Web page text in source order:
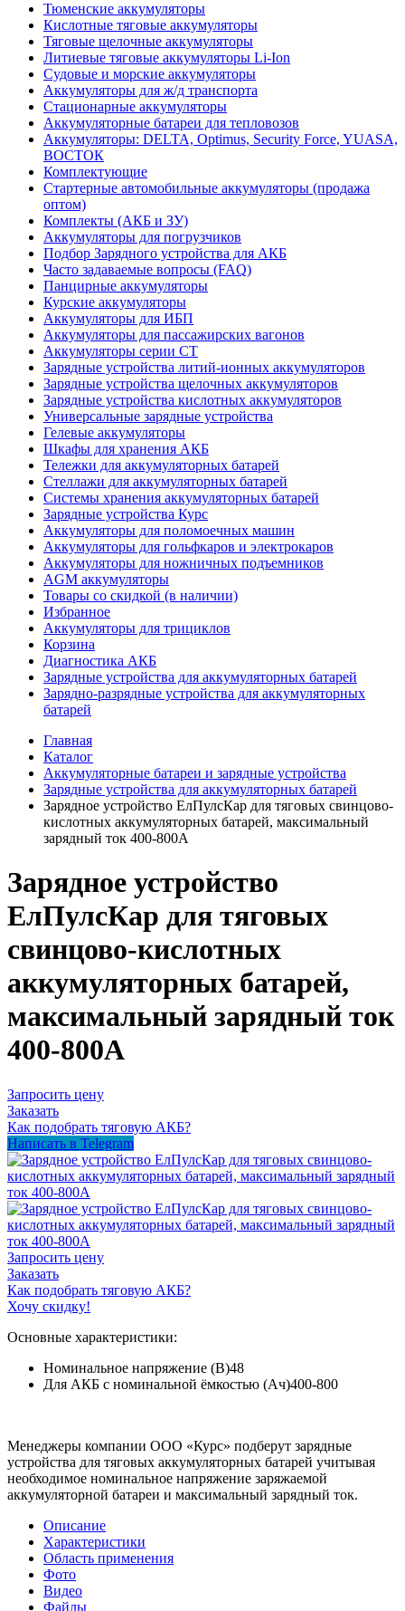
Тюменские аккумуляторы
Кислотные тяговые аккумуляторы
Тяговые щелочные аккумуляторы
Литиевые тяговые аккумуляторы Li-Ion
Судовые и морские аккумуляторы
Аккумуляторы для ж/д транспорта
Стационарные аккумуляторы
Аккумуляторные батареи для тепловозов
Аккумуляторы: DELTA, Optimus, Security Force, YUASA,
ВОСТОК
Комплектующие
Стартерные автомобильные аккумуляторы (продажа
оптом)
Комплекты (АКБ и ЗУ)
Аккумуляторы для погрузчиков
Подбор Зарядного устройства для АКБ
Часто задаваемые вопросы (FAQ)
Панцирные аккумуляторы
Курские аккумуляторы
Аккумуляторы для ИБП
Аккумуляторы для пассажирских вагонов
Аккумуляторы серии СТ
Зарядные устройства литий-ионных аккумуляторов
Зарядные устройства щелочных аккумуляторов
Зарядные устройства кислотных аккумуляторов
Универсальные зарядные устройства
Гелевые аккумуляторы
Шкафы для хранения АКБ
Тележки для аккумуляторных батарей
Стеллажи для аккумуляторных батарей
Системы хранения аккумуляторных батарей
Зарядные устройства Курс
Аккумуляторы для поломоечных машин
Аккумуляторы для гольфкаров и электрокаров
Аккумуляторы для ножничных подъемников
AGM аккумуляторы
Товары со скидкой (в наличии)
Избранное
Аккумуляторы для трициклов
Корзина
Диагностика АКБ
Зарядные устройства для аккумуляторных батарей
Зарядно-разрядные устройства для аккумуляторных
батарей
Главная
Каталог
Аккумуляторные батареи и зарядные устройства
Зарядные устройства для аккумуляторных батарей
Зарядное устройство ЕлПулсКар для тяговых свинцово-
кислотных аккумуляторных батарей, максимальный
зарядный ток 400-800А
Зарядное устройство
ЕлПулсКар для тяговых
свинцово-кислотных
аккумуляторных батарей,
максимальный зарядный ток
400-800А
Запросить цену
Заказать
Как подобрать тяговую АКБ?
Написать в Telegram
Запросить цену
Заказать
Как подобрать тяговую АКБ?
Хочу скидку!
Основные характеристики:
Номинальное напряжение (В)48
Для АКБ с номинальной ёмкостью (Ач)400-800
Менеджеры компании ООО «Курс» подберут зарядные
устройства для тяговых аккумуляторных батарей учитывая
необходимое номинальное напряжение заряжаемой
аккумуляторной батареи и максимальный зарядный ток.
Описание
Характеристики
Область применения
Фото
Видео
Файлы